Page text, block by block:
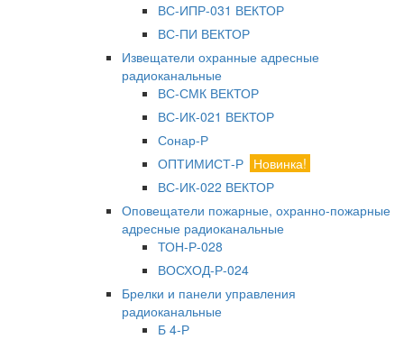
ВС-ИПР-031 ВЕКТОР
ВС-ПИ ВЕКТОР
Извещатели охранные адресные
радиоканальные
ВС-СМК ВЕКТОР
ВС-ИК-021 ВЕКТОР
Сонар-Р
ОПТИМИСТ-Р Новинка!
ВС-ИК-022 ВЕКТОР
Оповещатели пожарные, охранно-пожарные
адресные радиоканальные
ТОН-Р-028
ВОСХОД-Р-024
Брелки и панели управления
радиоканальные
Б 4-Р